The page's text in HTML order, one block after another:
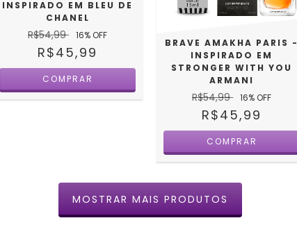
INSPIRADO EM BLEU DE
CHANEL
R$54,99 16% OFF
R$45,99
BRAVE AMAKHA PARIS -
INSPIRADO EM
STRONGER WITH YOU
ARMANI
R$54,99 16% OFF
R$45,99
MOSTRAR MAIS PRODUTOS